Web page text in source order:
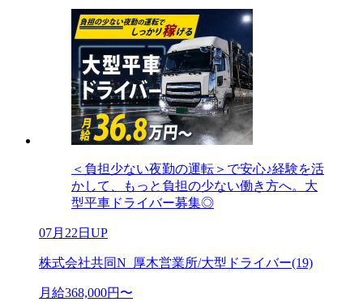
＜負担少ない夜勤の運転＞で安心♪経験を活
かして、もっと負担の少ない働き方へ。大
型平車ドライバー募集◎
07月22日UP
株式会社共同N_厚木営業所/大型ドライバー(19)
月給368,000円〜